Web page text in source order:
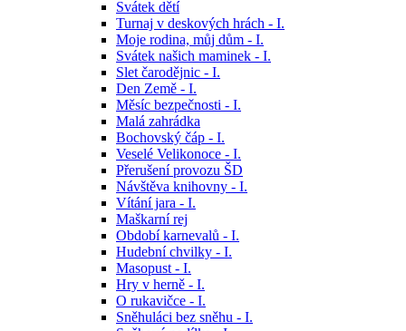
Svátek dětí
Turnaj v deskových hrách - I.
Moje rodina, můj dům - I.
Svátek našich maminek - I.
Slet čarodějnic - I.
Den Země - I.
Měsíc bezpečnosti - I.
Malá zahrádka
Bochovský čáp - I.
Veselé Velikonoce - I.
Přerušení provozu ŠD
Návštěva knihovny - I.
Vítání jara - I.
Maškarní rej
Období karnevalů - I.
Hudební chvilky - I.
Masopust - I.
Hry v herně - I.
O rukavičce - I.
Sněhuláci bez sněhu - I.